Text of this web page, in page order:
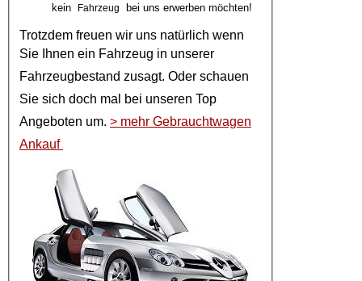
kein
Fahrzeug bei uns erwerben möchten!
Trotzdem freuen wir uns natürlich wenn
Sie Ihnen ein Fahrzeug in unserer
Fahrzeugbestand zusagt. Oder schauen
Sie sich doch mal bei unseren Top
Angeboten um. > mehr Gebrauchtwagen
Ankauf